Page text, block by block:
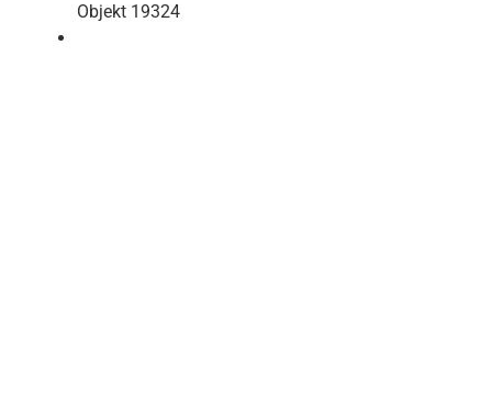
Objekt 19324